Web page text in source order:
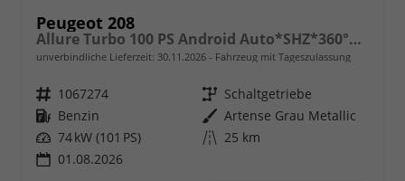
Peugeot 208
Allure Turbo 100 PS Android Auto*SHZ*360°*Totwinkel*PDC v/h*Klimaauto*Tempomat*
unverbindliche Lieferzeit: 30.11.2026 Fahrzeug mit Tageszulassung
Fahrzeugnr. 1067274 Getriebe Schaltgetriebe
Kraftstoff Benzin Außenfarbe Artense Grau Metallic
Leistung 74 kW (101 PS) Kilometerstand 25 km
01.08.2026